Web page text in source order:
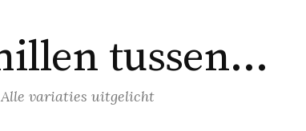
tussen…
Alle variaties uitgelicht